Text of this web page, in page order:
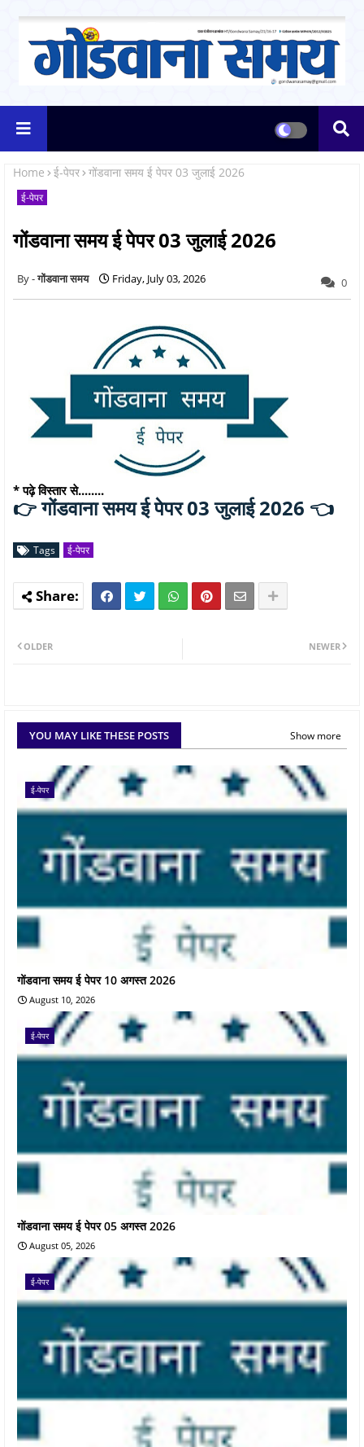
Home ई-पेपर गोंडवाना समय ई पेपर 03 जुलाई 2026
ई-पेपर
गोंडवाना समय ई पेपर 03 जुलाई 2026
गोंडवाना समय Friday, July 03, 2026 0
* पढ़े विस्तार से........
👉 गोंडवाना समय ई पेपर 03 जुलाई 2026 👈
Tags ई-पेपर
NEWER
OLDER
YOU MAY LIKE THESE POSTS Show more
ई-पेपर
गोंडवाना समय ई पेपर 10 अगस्त 2026
August 10, 2026
ई-पेपर
गोंडवाना समय ई पेपर 05 अगस्त 2026
August 05, 2026
ई-पेपर